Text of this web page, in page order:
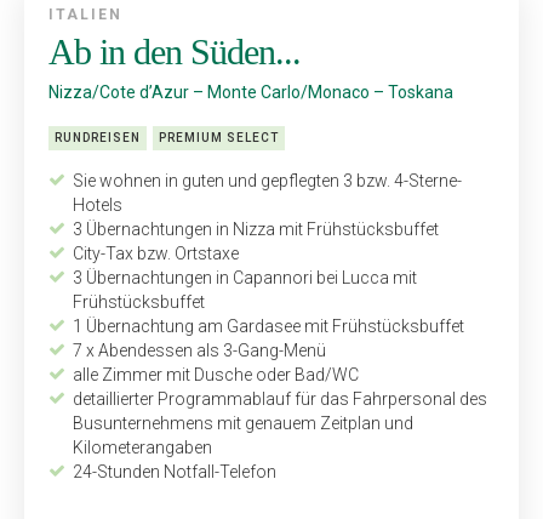
ITALIEN
Ab in den Süden...
Nizza/Cote d’Azur – Monte Carlo/Monaco – Toskana
RUNDREISEN PREMIUM SELECT
Sie wohnen in guten und gepflegten 3 bzw. 4-Sterne-
Hotels
3 Übernachtungen in Nizza mit Frühstücksbuffet
City-Tax bzw. Ortstaxe
3 Übernachtungen in Capannori bei Lucca mit
Frühstücksbuffet
1 Übernachtung am Gardasee mit Frühstücksbuffet
7 x Abendessen als 3-Gang-Menü
alle Zimmer mit Dusche oder Bad/WC
detaillierter Programmablauf für das Fahrpersonal des
Bus­unternehmens mit genauem Zeitplan und
Kilometerangaben
24-Stunden Notfall-Telefon